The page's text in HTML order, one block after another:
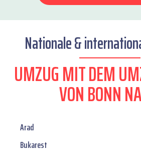
Nationale &
UMZUG MIT DEM
VON BONN
Arad
Bukarest